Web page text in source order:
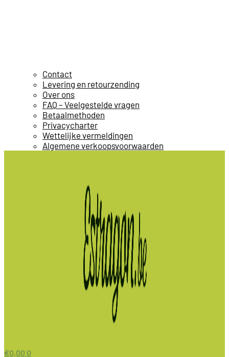
Contact
Levering en retourzending
Over ons
FAQ – Veelgestelde vragen
Betaalmethoden
Privacycharter
Wettelijke vermeldingen
Algemene verkoopsvoorwaarden
€0,00 0